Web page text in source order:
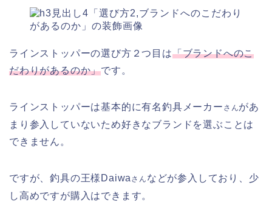
ラインストッパーの選び方２つ目は「ブランドへのこ
だわりがあるのか」です。
ラインストッパーは基本的に有名釣具メーカー さんがあ
まり参入していないため好きなブランドを選ぶことは
できません。
ですが、釣具の王様Daiwa さん などが参入しており、少
し高めですが購入はできます。